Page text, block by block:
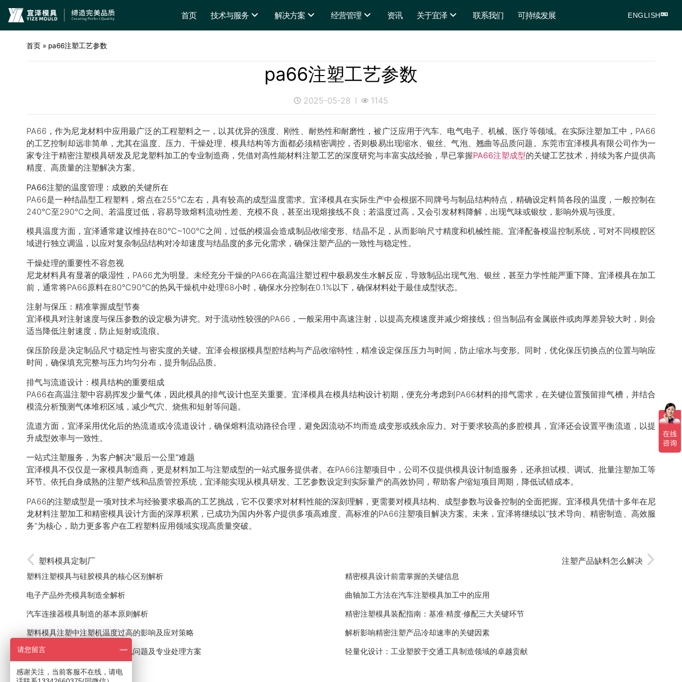
首页 技术与服务 解决方案 经营管理 资讯 关于宜泽 联系我们 可持续发展 ENGLISH
首页 » pa66注塑工艺参数
pa66注塑工艺参数
2025-05-28 1145
PA66，作为尼龙材料中应用最广泛的工程塑料之一，以其优异的强度、刚性、耐热性和耐磨性，被广泛应用于汽车、电气电子、机械、医疗等领域。在实际注塑加工中，PA66
的工艺控制却远非简单，尤其在温度、压力、干燥处理、模具结构等方面都必须精密调控，否则极易出现缩水、银丝、气泡、翘曲等品质问题。东莞市宜泽模具有限公司作为一
家专注于精密注塑模具研发及尼龙塑料加工的专业制造商，凭借对高性能材料注塑工艺的深度研究与丰富实战经验，早已掌握PA66注塑成型的关键工艺技术，持续为客户提供高
精度、高质量的注塑解决方案。
PA66注塑的温度管理：成败的关键所在
PA66是一种结晶型工程塑料，熔点在255°C左右，具有较高的成型温度需求。宜泽模具在实际生产中会根据不同牌号与制品结构特点，精确设定料筒各段的温度，一般控制在
240°C至290°C之间。若温度过低，容易导致熔料流动性差、充模不良，甚至出现熔接线不良；若温度过高，又会引发材料降解，出现气味或银纹，影响外观与强度。
模具温度方面，宜泽通常建议维持在80°C~100°C之间，过低的模温会造成制品收缩变形、结晶不足，从而影响尺寸精度和机械性能。宜泽配备模温控制系统，可对不同模腔区
域进行独立调温，以应对复杂制品结构对冷却速度与结晶度的多元化需求，确保注塑产品的一致性与稳定性。
干燥处理的重要性不容忽视
尼龙材料具有显著的吸湿性，PA66尤为明显。未经充分干燥的PA66在高温注塑过程中极易发生水解反应，导致制品出现气泡、银丝，甚至力学性能严重下降。宜泽模具在加工
前，通常将PA66原料在80°C90°C的热风干燥机中处理68小时，确保水分控制在0.1%以下，确保材料处于最佳成型状态。
注射与保压：精准掌握成型节奏
宜泽模具对注射速度与保压参数的设定极为讲究。对于流动性较强的PA66，一般采用中高速注射，以提高充模速度并减少熔接线；但当制品有金属嵌件或肉厚差异较大时，则会
适当降低注射速度，防止短射或流痕。
保压阶段是决定制品尺寸稳定性与密实度的关键。宜泽会根据模具型腔结构与产品收缩特性，精准设定保压压力与时间，防止缩水与变形。同时，优化保压切换点的位置与响应
时间，确保填充完整与压力均匀分布，提升制品品质。
排气与流道设计：模具结构的重要组成
PA66在高温注塑中容易挥发少量气体，因此模具的排气设计也至关重要。宜泽模具在模具结构设计初期，便充分考虑到PA66材料的排气需求，在关键位置预留排气槽，并结合
模流分析预测气体堆积区域，减少气穴、烧焦和短射等问题。
流道方面，宜泽采用优化后的热流道或冷流道设计，确保熔料流动路径合理，避免因流动不均而造成变形或残余应力。对于要求较高的多腔模具，宜泽还会设置平衡流道，以提
升成型效率与一致性。
一站式注塑服务，为客户解决“最后一公里”难题
宜泽模具不仅仅是一家模具制造商，更是材料加工与注塑成型的一站式服务提供者。在PA66注塑项目中，公司不仅提供模具设计制造服务，还承担试模、调试、批量注塑加工等
环节。依托自身成熟的注塑产线和品质管控系统，宜泽能实现从模具研发、工艺参数设定到实际量产的高效协同，帮助客户缩短项目周期，降低试错成本。
PA66的注塑成型是一项对技术与经验要求极高的工艺挑战，它不仅要求对材料性能的深刻理解，更需要对模具结构、成型参数与设备控制的全面把握。宜泽模具凭借十多年在尼
龙材料注塑加工和精密模具设计方面的深厚积累，已成功为国内外客户提供多项高难度、高标准的PA66注塑项目解决方案。未来，宜泽将继续以“技术导向、精密制造、高效服
务”为核心，助力更多客户在工程塑料应用领域实现高质量突破。
塑料模具定制厂 注塑产品缺料怎么解决
塑料注塑模具与硅胶模具的核心区别解析
精密模具设计前需掌握的关键信息
电子产品外壳模具制造全解析
曲轴加工方法在汽车注塑模具加工中的应用
汽车连接器模具制造的基本原则解析
精密注塑模具装配指南：基准·精度·修配三大关键环节
塑料模具注塑中注塑机温度过高的影响及应对策略
解析影响精密注塑产品冷却速率的关键因素
塑料模具注塑成型中产品结合线问题及专业处理方案
轻量化设计：工业塑胶于交通工具制造领域的卓越贡献
请您留言
感谢关注，当前客服不在线，请电